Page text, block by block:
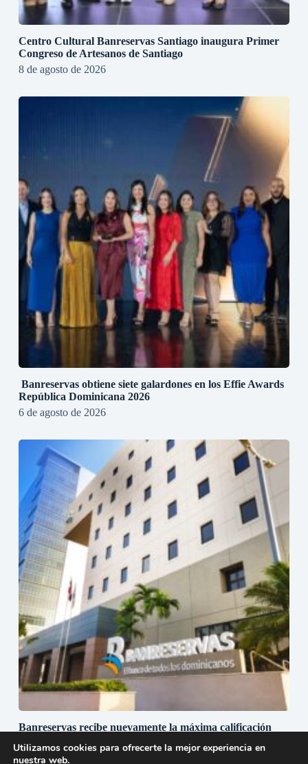
Centro Cultural Banreservas Santiago inaugura Primer
Congreso de Artesanos de Santiago
8 de agosto de 2026
Banreservas obtiene siete galardones en los Effie Awards
República Dominicana 2026
6 de agosto de 2026
Banreservas recibe nuevamente la máxima calificación
Estable
Utilizamos cookies para ofrecerte la mejor experiencia en
nuestra web.